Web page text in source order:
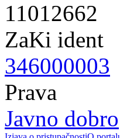
11012662
ZaKi ident
346000003
Prava
Javno dobro